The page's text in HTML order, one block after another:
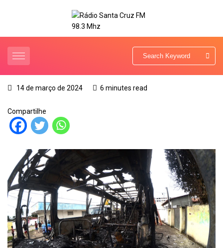
14 de março de 2024 6 minutes read
Compartilhe